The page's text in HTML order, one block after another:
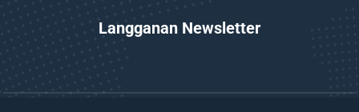
Langganan Newsletter